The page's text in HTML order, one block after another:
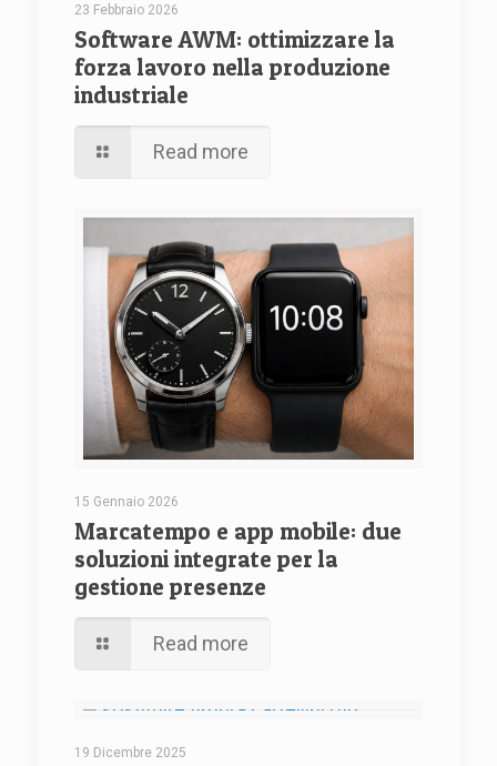
23 Febbraio 2026
Software AWM: ottimizzare la
forza lavoro nella produzione
industriale
Read more
15 Gennaio 2026
Marcatempo e app mobile: due
soluzioni integrate per la
gestione presenze
Read more
19 Dicembre 2025